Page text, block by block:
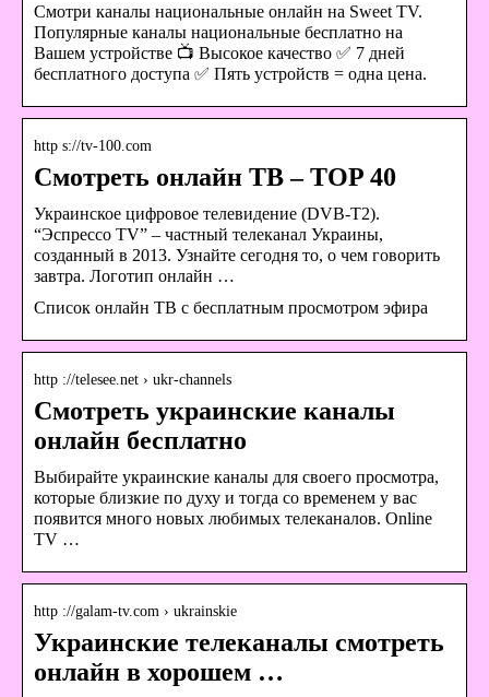
Смотри каналы национальные онлайн на Sweet TV.
Популярные каналы национальные бесплатно на
Вашем устройстве 📺 Высокое качество ✅ 7 дней
бесплатного доступа ✅ Пять устройств = одна цена.
http s://tv-100.com
Смотреть онлайн ТВ – TOP 40
Украинское цифровое телевидение (DVB-T2).
“Эспрессо TV” – частный телеканал Украины,
созданный в 2013. Узнайте сегодня то, о чем говорить
завтра. Логотип онлайн …
Список онлайн ТВ с бесплатным просмотром эфира
http ://telesee.net › ukr-channels
Смотреть украинские каналы
онлайн бесплатно
Выбирайте украинские каналы для своего просмотра,
которые близкие по духу и тогда со временем у вас
появится много новых любимых телеканалов. Online
TV …
http ://galam-tv.com › ukrainskie
Украинские телеканалы смотреть
онлайн в хорошем …